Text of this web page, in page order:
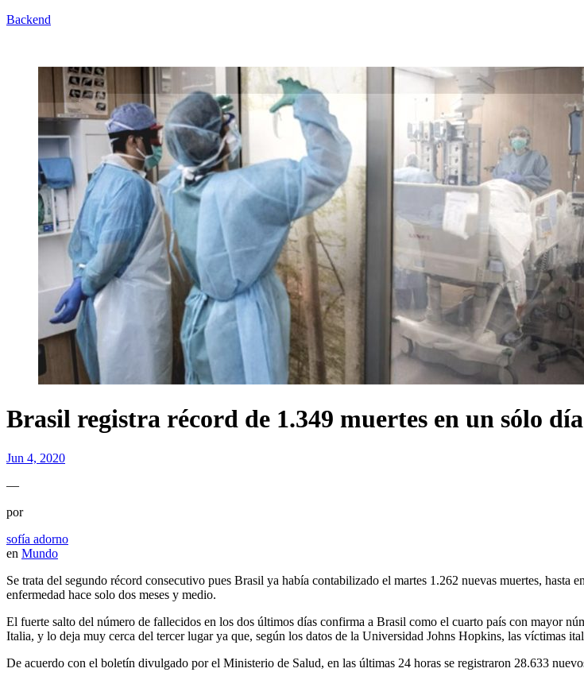
Backend
Brasil registra récord de 1.349 muertes en un sólo
Jun 4, 2020
—
por
sofía adorno
en Mundo
Se trata del segundo récord consecutivo pues Brasil ya había contabilizado el martes 1.262 nuevas muertes,
enfermedad hace solo dos meses y medio.
El fuerte salto del número de fallecidos en los dos últimos días confirma a Brasil como el cuarto país con mayor
Italia, y lo deja muy cerca del tercer lugar ya que, según los datos de la Universidad Johns Hopkins, las víctimas
De acuerdo con el boletín divulgado por el Ministerio de Salud, en las últimas 24 horas se registraron 28.633